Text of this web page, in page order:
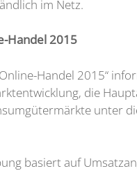
im Netz.
Handel 2015
Handel 2015“
die
unter
basiert auf